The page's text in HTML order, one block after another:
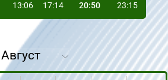
13:06 17:14 20:50 23:15